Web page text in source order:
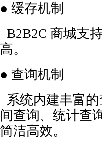
● 缓存机制
B2B2C 商城支
高。
● 查询机制
系统内建丰富
间查询、统计查
简洁高效。